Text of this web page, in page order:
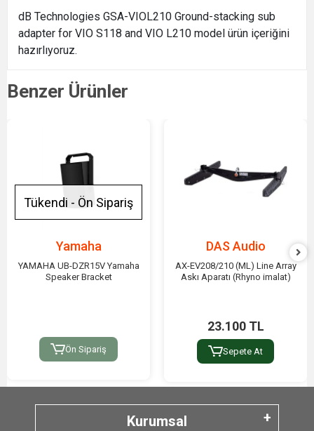
dB Technologies GSA-VIOL210 Ground-stacking sub
adapter for VIO S118 and VIO L210 model ürün içeriğini
hazırlıyoruz.
Benzer Ürünler
Tükendi - Ön Sipariş
Yamaha
YAMAHA UB-DZR15V Yamaha
Speaker Bracket
Ön Sipariş
DAS Audio
AX-EV208/210 (ML) Line Array
Askı Aparatı (Rhyno imalat)
23.100 TL
Sepete At
Kurumsal